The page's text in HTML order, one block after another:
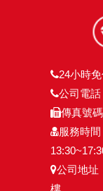
24小時
公司電話
傳真號
服務時
公司地址
樓